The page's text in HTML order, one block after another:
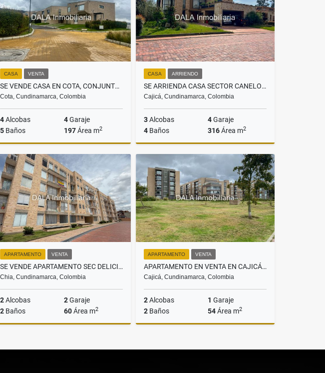
CASA VENTA
SE VENDE CASA EN COTA, CONJUNTO PALO DE AGUA, INMOBILIARIAS COTA
Cota, Cundinamarca, Colombia
4Alcobas 4Garaje
5 Baños 197Área m2
Venta
$1.699.900.000
CASA ARRIENDO
SE ARRIENDA CASA SECTOR CANELON EN CAJICA
Cajicá, Cundinamarca, Colombia
3Alcobas 4Garaje
4 Baños 316Área m2
Arriendo
APARTAMENTO VENTA
SE VENDE APARTAMENTO SEC DELICIAS EN CHIA. INMOBILIARIAS CHÍA
Chia, Cundinamarca, Colombia
2Alcobas 2Garaje
2 Baños 60Área m2
$339.900.000
APARTAMENTO VENTA
APARTAMENTO EN VENTA EN CAJICÁ RESERVA DEL LAGO. INMOBILIARIAS CAJICÁ
Cajicá, Cundinamarca, Colombia
2Alcobas 1 Garaje
2 Baños 54Área m2
$329.900.000